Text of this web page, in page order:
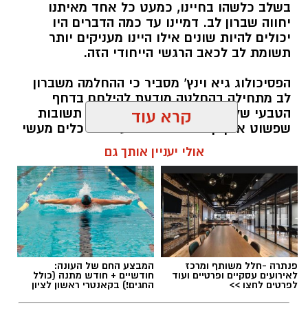
אותנו
בשלב כלשהו בחיינו, כמעט כל אחד מאיתנו
יחווה שברון לב. דמיינו עד כמה הדברים היו
יכולים להיות שונים אילו היינו מעניקים יותר
תשומת לב לכאב הרגשי הייחודי הזה.
הפסיכולוג גיא וינץ' מסביר כי ההחלמה משברון
לב מתחילה בהחלטה מודעת להילחם בדחף
הטבעי שלנו לייפות את העבר ולחפש תשובות
שפשוט אינן קיימות. הוא מציע ארגז כלים מעשי
שיעזור לנו, בהדרגה, להשתחרר מהכאב ולהמשיך
הלב שלנו אולי נשבר לפעמים, אבל אנחנו לא
חייבים להישבר יחד איתו.
מערכת האתר / 09:04 23.07.26
קרא עוד
אולי יעניין אותך גם
פנתרה -חלל משותף ומרכז
לאירועים עסקיים ופרטיים ועוד
לפרטים לחצו >>
המבצע החם של העונה:
חודשיים + חודש מתנה (כולל
החגים!) בקאנטרי ראשון לציון